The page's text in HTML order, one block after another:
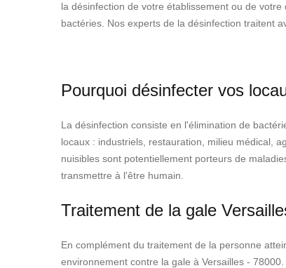
la désinfection de votre établissement ou de
bactéries. Nos experts de la désinfection traitent
Pourquoi désinfecter vos
La désinfection consiste en l'élimination de
locaux : industriels, restauration, milieu médical,
nuisibles sont potentiellement porteurs de
transmettre à l'être humain.
Traitement de la gale
En complément du traitement de la personne
environnement contre la gale à Versailles -